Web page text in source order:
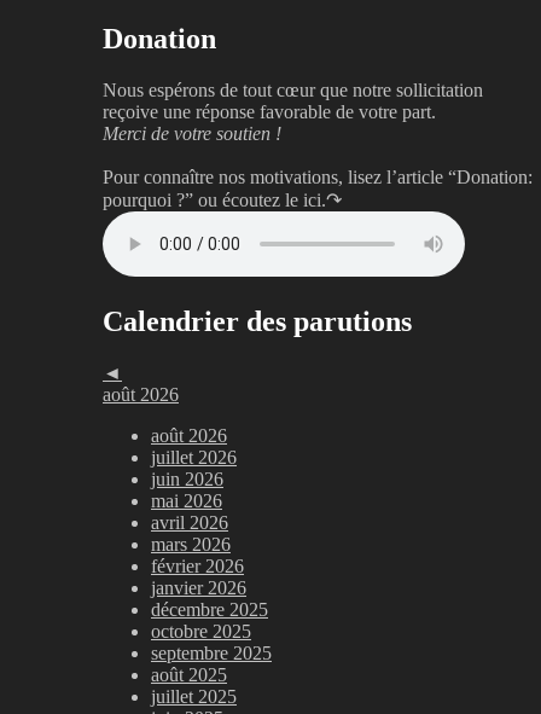
Donation
Nous espérons de tout cœur que notre sollicitation
reçoive une réponse favorable de votre part.
Merci de votre soutien !
Pour connaître nos motivations, lisez l’article “Donation:
pourquoi ?” ou écoutez le ici.↷
Calendrier des parutions
◄
août 2026
août 2026
juillet 2026
juin 2026
mai 2026
avril 2026
mars 2026
février 2026
janvier 2026
décembre 2025
octobre 2025
septembre 2025
août 2025
juillet 2025